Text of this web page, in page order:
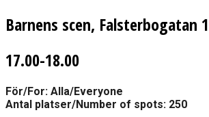
Barnens scen, Falsterbogatan
17.00-18.00
För/For: Alla/Everyone
Antal platser/Number of spots: 250